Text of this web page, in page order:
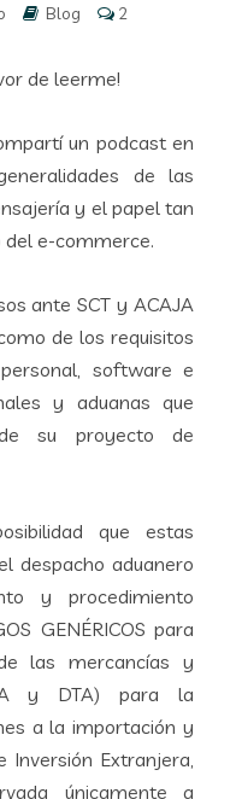
Blog 2
de leerme!
un podcast en
de las
y el papel tan
del e-commerce.
ante SCT y ACAJA
de los requisitos
software e
y aduanas que
su proyecto de
que estas
despacho aduanero
y procedimiento
GENÉRICOS para
las mercancías y
y DTA) para la
a la importación y
Extranjera,
únicamente a